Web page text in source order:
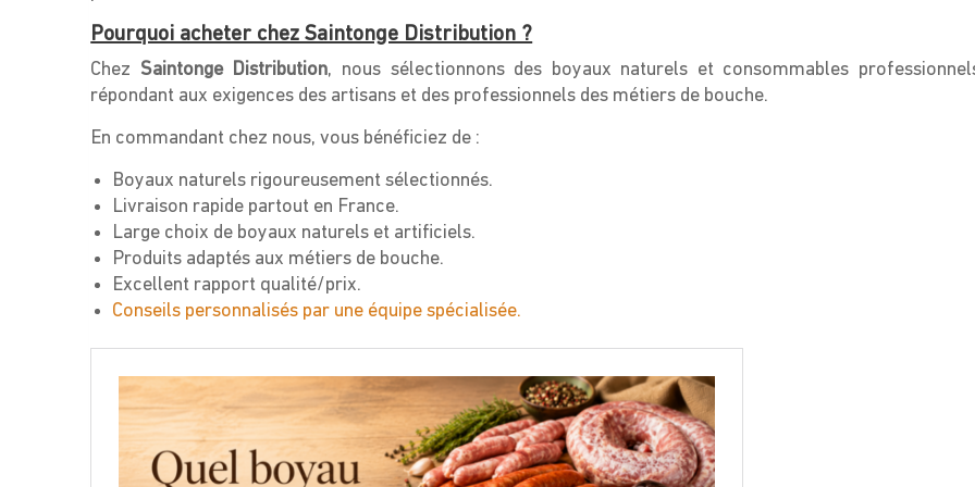
Pourquoi acheter chez Saintonge Distribution ?
Chez Saintonge Distribution, nous sélectionnons des boyaux naturels et consommables
répondant aux exigences des artisans et des professionnels des métiers de bouche.
En commandant chez nous, vous bénéficiez de :
Boyaux naturels rigoureusement sélectionnés.
Livraison rapide partout en France.
Large choix de boyaux naturels et artificiels.
Produits adaptés aux métiers de bouche.
Excellent rapport qualité/prix.
Conseils personnalisés par une équipe spécialisée.